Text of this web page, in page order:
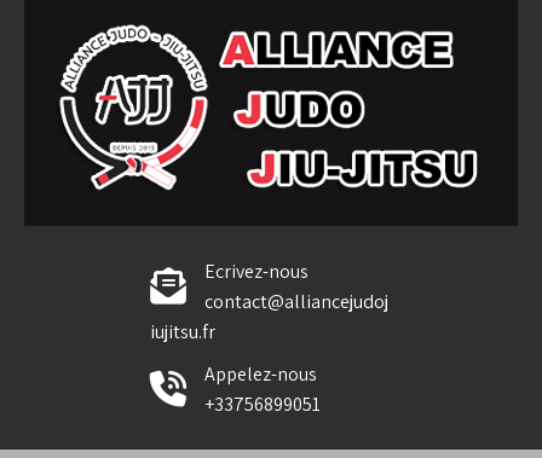
content
Alliance Judo Jiu-jitsu
Ecrivez-nous
contact@alliancejudoj
iujitsu.fr
Appelez-nous
+33756899051